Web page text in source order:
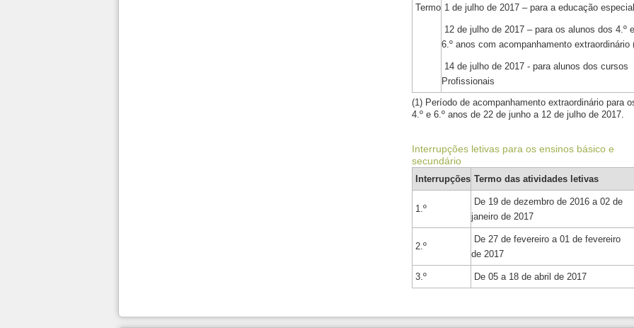
Termo 1 de julho de 2017– para a educação especial.
12 de julho de 2017 – para os alunos dos 4.º e
6.º anos com acompanhamento extraordinário
14 de julho de 2017 - para alunos dos cursos
Profissionais
(1) Período de acompanhamento extraordinário para
4.º e 6.º anos de 22 de junho a 12 de julho de 2017.
Interrupções letivas para os ensinos básico e
secundário
nterrupções Termo das atividades letivas
1.º
De 19 de dezembro de 2016 a 02 de
janeiro de 2017
2.º
De 27 de fevereiro a 01 de fevereiro
de 2017
3.º De 05 a 18 de abril de 2017